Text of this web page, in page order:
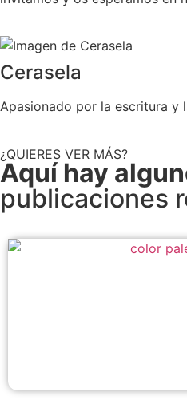
Cerasela
Apasionado por la escritura y
¿QUIERES VER MÁS?
Aquí hay
publicaciones